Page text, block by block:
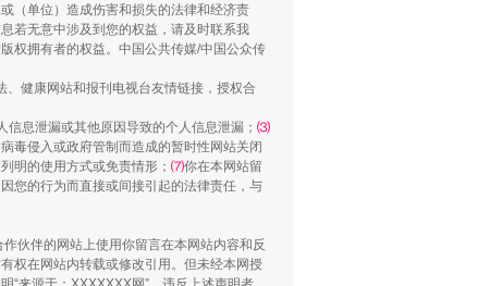
（单位）造成伤害和损失的法律和经济责
若无意中涉及到您的权益，请及时联系我
权拥有者的权益。中国公共传媒/中国公众传
健康网站和报刊电视台友情链接，授权合
信息泄漏或其他原因导致的个人信息泄漏； ⑶
毒侵入或政府管制而造成的暂时性网站关闭
明的使用方式或免责情形； ⑺你在本网站留
您的行为而直接或间接引起的法律责任，与
伙伴的网站上使用你留言在本网站内容和反
权在网站内转载或修改引用。但未经本网授